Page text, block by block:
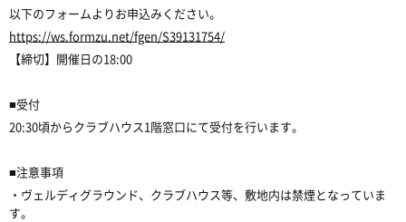
以下のフォームよりお申込みください。
https://ws.formzu.net/fgen/S39131754/
【締切】開催日の18:00
■受付
20:30頃からクラブハウス1階窓口にて受付を行います。
■注意事項
・ヴェルディグラウンド、クラブハウス等、敷地内は禁煙となっていま
す。